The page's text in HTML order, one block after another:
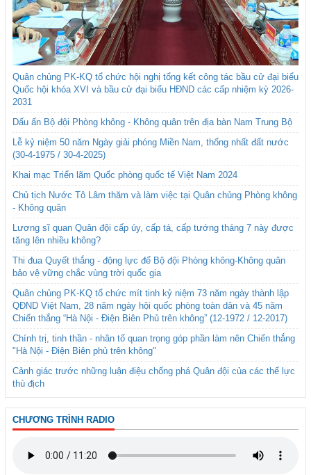
Quân chủng PK-KQ tổ chức hội nghị tổng kết công tác bầu cử đại biểu
Quốc hội khóa XVI và bầu cử đại biểu HĐND các cấp nhiệm kỳ 2026-
2031
Dấu ấn Bộ đội Phòng không - Không quân trên địa bàn Nam Trung Bộ
Lễ kỷ niệm 50 năm Ngày giải phóng Miền Nam, thống nhất đất nước
(30-4-1975 / 30-4-2025)
Khai mạc Triển lãm Quốc phòng quốc tế Việt Nam 2024
Chủ tịch Nước Tô Lâm thăm và làm việc tại Quân chủng Phòng không
- Không quân
Lương sĩ quan Quân đội cấp úy, cấp tá, cấp tướng tháng 7 này được
tăng lên nhiều không?
Thi đua Quyết thắng - động lực để Bộ đội Phòng không-Không quân
bảo vệ vững chắc vùng trời quốc gia
Quân chủng PK-KQ tổ chức mít tinh kỷ niệm 73 năm ngày thành lập
QĐND Việt Nam, 28 năm ngày hội quốc phòng toàn dân và 45 năm
Chiến thắng “Hà Nội - Điện Biên Phủ trên không” (12-1972 / 12-2017)
Chính trị, tinh thần - nhân tố quan trọng góp phần làm nên Chiến thắng
"Hà Nội - Điện Biên phủ trên không"
Cảnh giác trước những luận điệu chống phá Quân đội của các thế lực
thù địch
CHƯƠNG TRÌNH RADIO